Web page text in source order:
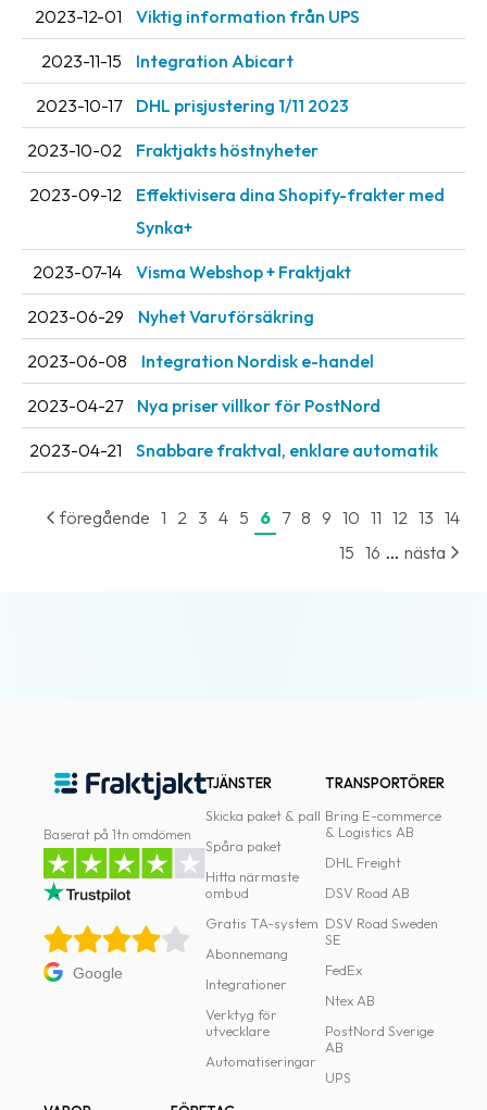
2023-12-01 Viktig information från UPS
2023-11-15 Integration Abicart
2023-10-17 DHL prisjustering 1/11 2023
2023-10-02 Fraktjakts höstnyheter
2023-09-12
Effektivisera dina Shopify-frakter med
Synka+
2023-07-14 Visma Webshop + Fraktjakt
2023-06-29 Nyhet Varuförsäkring
2023-06-08 Integration Nordisk e-handel
2023-04-27 Nya priser villkor för PostNord
2023-04-21 Snabbare fraktval, enklare automatik
föregående 1 2 3 4 5 6 7 8 9 10 11 12 13 14
15 16 ... nästa
Baserat på 1tn omdömen
Google
TJÄNSTER
Skicka paket & pall
Spåra paket
Hitta närmaste
ombud
Gratis TA-system
Abonnemang
Integrationer
Verktyg för
utvecklare
Automatiseringar
TRANSPORTÖRER
Bring E-commerce
& Logistics AB
DHL Freight
DSV Road AB
DSV Road Sweden
SE
FedEx
Ntex AB
PostNord Sverige
AB
UPS